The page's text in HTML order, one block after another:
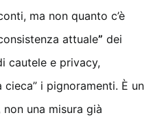
ma non quanto c’è
attuale” dei
cautele e privacy,
cieca” i pignoramenti. È un
una misura già